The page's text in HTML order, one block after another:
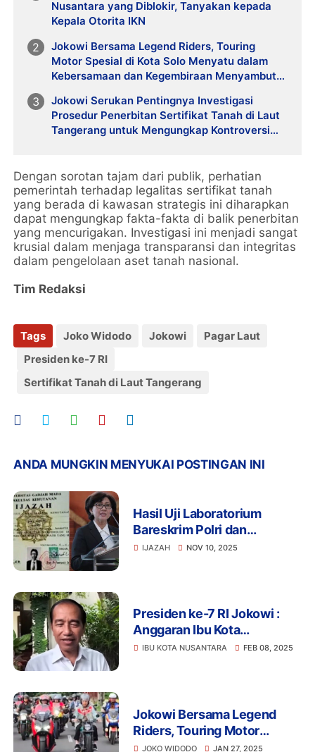
Nusantara yang Diblokir, Tanyakan kepada
Kepala Otorita IKN
Jokowi Bersama Legend Riders, Touring
Motor Spesial di Kota Solo Menyatu dalam
Kebersamaan dan Kegembiraan Menyambut
Jokowi Serukan Pentingnya Investigasi
Prosedur Penerbitan Sertifikat Tanah di Laut
Tangerang untuk Mengungkap Kontroversi
Dengan sorotan tajam dari publik, perhatian
pemerintah terhadap legalitas sertifikat tanah
yang berada di kawasan strategis ini diharapkan
dapat mengungkap fakta-fakta di balik penerbitan
yang mencurigakan. Investigasi ini menjadi sangat
krusial dalam menjaga transparansi dan integritas
dalam pengelolaan aset tanah nasional.
Tim Redaksi
Tags Joko Widodo Jokowi
Pagar Laut
Presiden ke-7 RI
Sertifikat Tanah di Laut Tangerang
ANDA MUNGKIN MENYUKAI POSTINGAN INI
Hasil Uji Laboratorium
Bareskrim Polri dan
Penegasan UGM Perkuat
IJAZAH NOV 10, 2025
Presiden ke-7 RI Jokowi :
Anggaran Ibu Kota
Nusantara yang Diblokir,
IBU KOTA NUSANTARA FEB 08, 2025
Jokowi Bersama Legend
Riders, Touring Motor
Spesial di Kota Solo
JOKO WIDODO JAN 27, 2025